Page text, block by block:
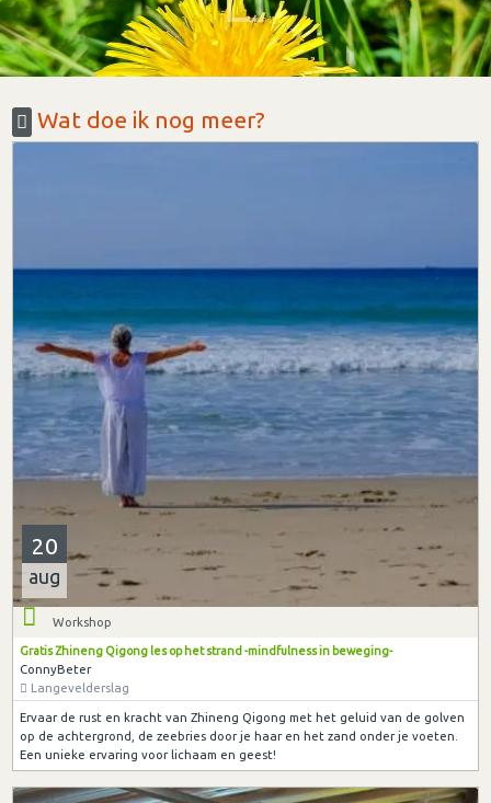
Wat doe ik nog meer?
20
aug
Workshop
Gratis Zhineng Qigong les op het strand -mindfulness in beweging-
ConnyBeter
Langevelderslag
Ervaar de rust en kracht van Zhineng Qigong met het geluid van de golven
op de achtergrond, de zeebries door je haar en het zand onder je voeten.
Een unieke ervaring voor lichaam en geest!